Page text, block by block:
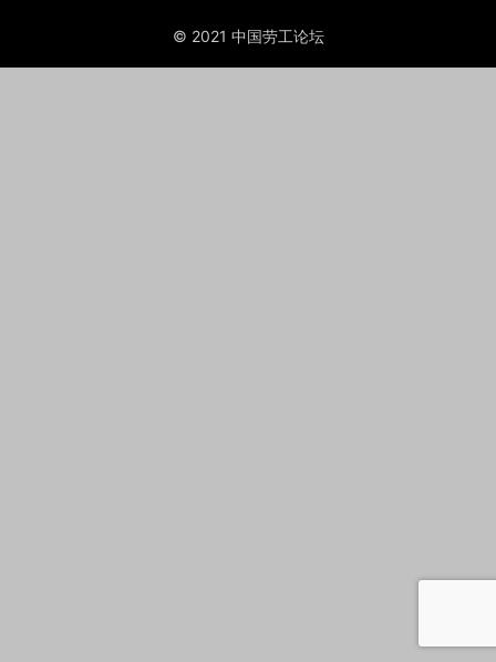
© 2021 中国劳工论坛